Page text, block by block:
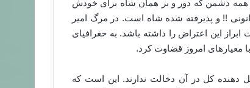
همه دشمن که دور و بر همان شاه برای خودش
!! و پذیرفته شده شاه است. در مرگ امیر
این اعتراض را داشته باشد. به حغرافیای
معیارهای امروز قضاوت کرد.
کل در آن دخالت ندارند. این است که